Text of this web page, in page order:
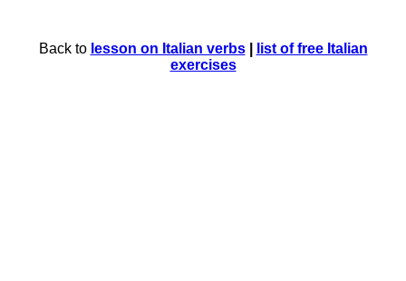
Back to lesson on Italian verbs|
list of free Italian
exercises